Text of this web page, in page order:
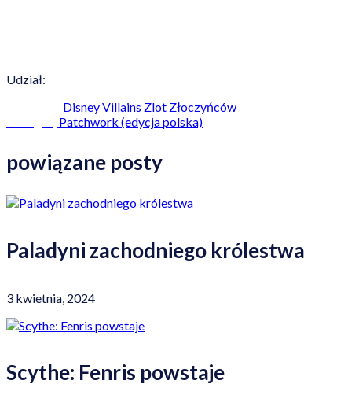
Udział:
Disney Villains Zlot Złoczyńców
Patchwork (edycja polska)
powiązane posty
Paladyni zachodniego królestwa
3 kwietnia, 2024
Scythe: Fenris powstaje